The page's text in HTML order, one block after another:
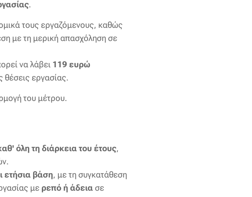
.
τους εργαζόμενους, καθώς
με τη μερική απασχόληση σε
να λάβει 119 ευρώ
θέσεις εργασίας.
του μέτρου.
όλη τη διάρκεια του έτους,
ετήσια βάση, με τη συγκατάθεση
με ρεπό ή άδεια σε